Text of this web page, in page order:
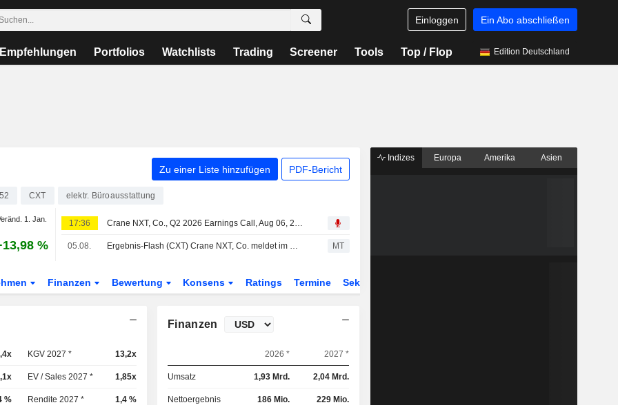
Einloggen Ein Abo abschließen
Empfehlungen Portfolios Watchlists Trading Screener Tools Top / Flop Edition Deutschland
Zu einer Liste hinzufügen PDF-Bericht
CXT elektr. Büroausstattung
1. Jan.
%
17:36 Crane NXT, Co., Q2 2026 Earnings Call, Aug 06, 2026
05.08. Ergebnis-Flash (CXT) Crane NXT, Co. meldet im Q2 einen Umsatz von 493,2 Mio. USD, gegenüber der FactSet-Schätzung von 475,6 Mio. USD MT
Finanzen Bewertung Konsens Ratings Termine Sektor
KGV 2027 * 13,2x
EV / Sales 2027 * 1,85x
% Rendite 2027 * 1,4 %
Finanzen
2026 * 2027 *
Umsatz 1,93 Mrd. 2,04 Mrd.
Nettoergebnis 186 Mio. 229 Mio.
Indizes Europa Amerika Asien